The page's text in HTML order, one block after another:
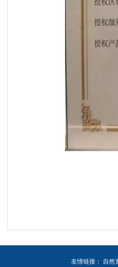
友情链接： 自然